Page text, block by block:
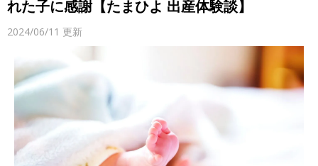
れた子に感謝【たまひよ 出産体験談】
2024/06/11 更新